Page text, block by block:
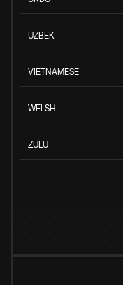
UZBEK
VIETNAMESE
WELSH
ZULU